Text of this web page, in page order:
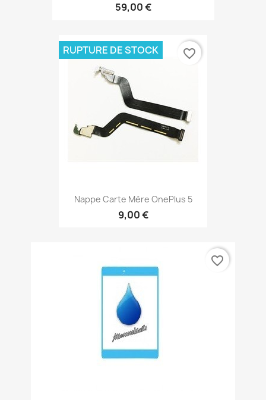
59,00 €
Nappe Carte Mère OnePlus 5
9,00 €
RUPTURE DE STOCK favorite_border
favorite_border